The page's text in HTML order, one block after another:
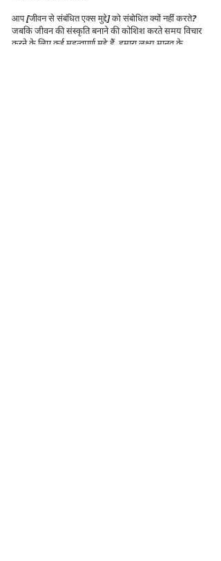
आप [जीवन से संबंधित एक्स मुद्दे] को संबोधित क्यों नहीं करते?
जबकि जीवन की संस्कृति बनाने की कोशिश करते समय विचार
करने के लिए कई महत्वपूर्ण मुद्दे हैं, हमारा लक्ष्य मानव के